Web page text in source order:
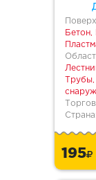
Бетон,
Страна:
195